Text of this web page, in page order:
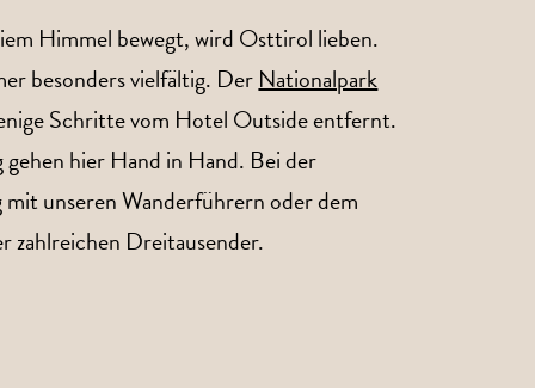
Himmel bewegt, wird Osttirol lieben.
besonders vielfältig. Der Nationalpark
Schritte vom Hotel Outside entfernt.
hier Hand in Hand. Bei der
unseren Wanderführern oder dem
zahlreichen Dreitausender.